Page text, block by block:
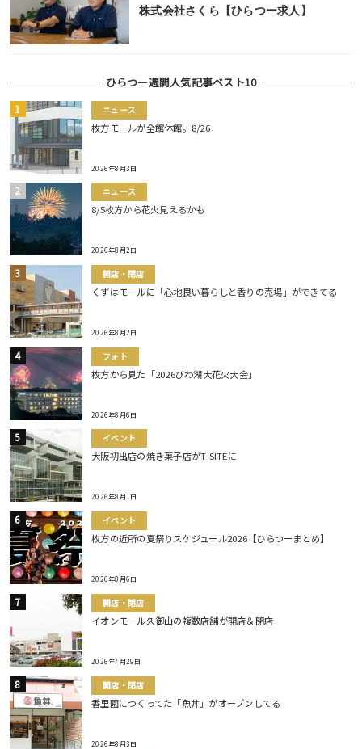
株式会社さくら【ひらつー求人】
ひらつー週間人気記事ベスト10
ニュース
枚方モールが全館休館。8/26
2026年8月3日
ニュース
8/5枚方から花火見えるかも
2026年8月2日
開店・閉店
くずはモールに「心地良い暮らしと香りの売場」ができてる
2026年8月2日
フォト
枚方から見た「2026びわ湖大花火大会」
2026年8月6日
イベント
大阪初出店の焼き菓子店がT-SITEに
2026年8月1日
イベント
枚方の近所の夏祭りスケジュール2026【ひらつーまとめ】
2026年8月6日
開店・閉店
イオンモール久御山の複数店舗が開店＆閉店
2026年7月29日
開店・閉店
香里園につくってた「魚丼」がオープンしてる
2026年8月3日